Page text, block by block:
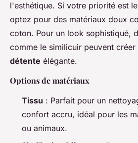
l'esthétique. Si votre priorité est
optez pour des matériaux doux
coton. Pour un look sophistiqué,
comme le similicuir peuvent créer
détente élégante.
Options de matériaux
Tissu : Parfait pour un
confort accru, idéal pour les
ou animaux.